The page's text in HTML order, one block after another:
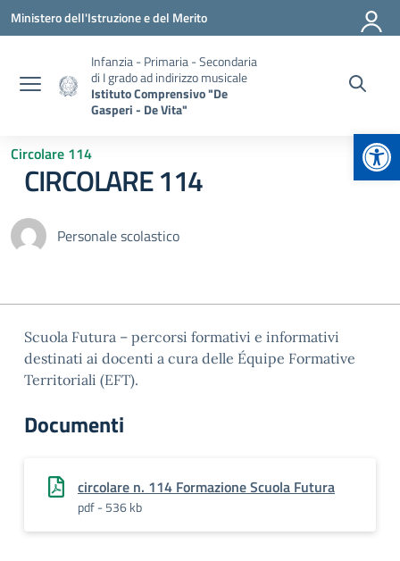
Vai ai contenuti
Vai al menu di navigazione
Vai al footer
Ministero dell'Istruzione e del Merito
Infanzia - Primaria - Secondaria
di I grado ad indirizzo musicale
Istituto Comprensivo "De
Gasperi - De Vita"
Circolare 114
CIRCOLARE 114
Personale scolastico
Scuola Futura – percorsi formativi e informativi
destinati ai docenti a cura delle Équipe Formative
Territoriali (EFT).
Documenti
circolare n. 114 Formazione Scuola Futura
pdf - 536 kb